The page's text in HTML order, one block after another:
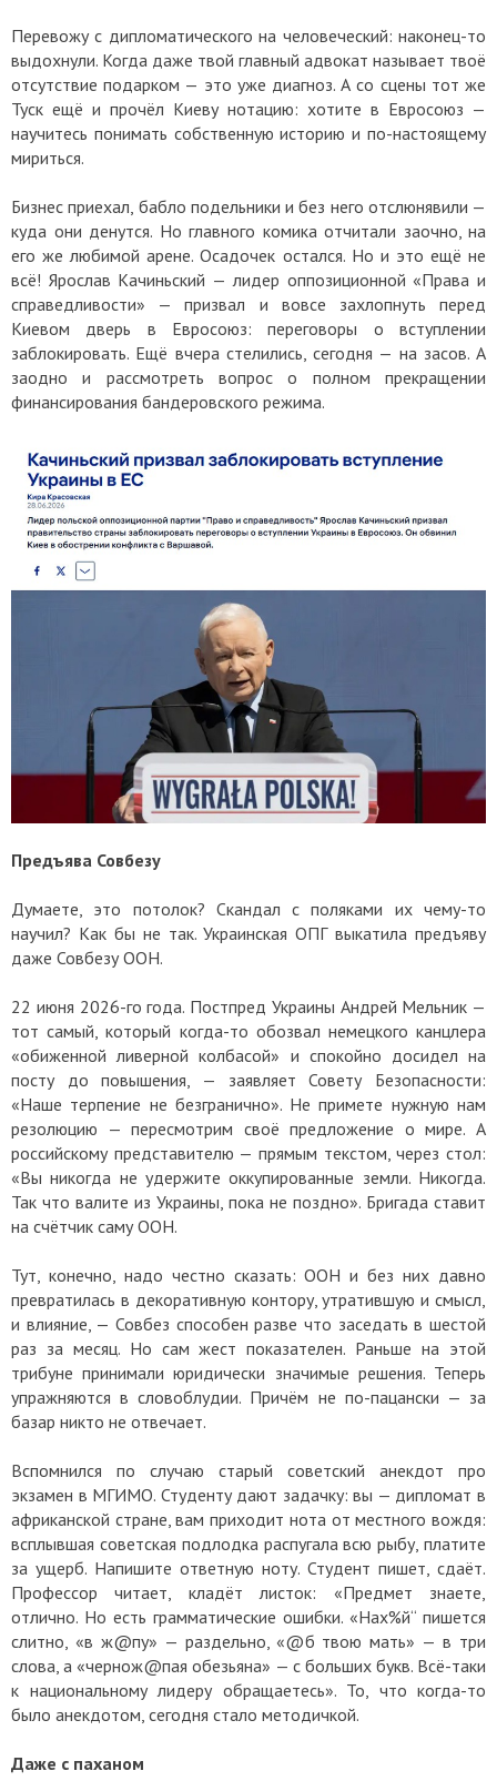
Перевожу с дипломатического на человеческий: наконец-то
выдохнули. Когда даже твой главный адвокат называет твоё
отсутствие подарком — это уже диагноз. А со сцены тот же
Туск ещё и прочёл Киеву нотацию: хотите в Евросоюз —
научитесь понимать собственную историю и по-настоящему
мириться.
Бизнес приехал, бабло подельники и без него отслюнявили —
куда они денутся. Но главного комика отчитали заочно, на
его же любимой арене. Осадочек остался. Но и это ещё не
всё! Ярослав Качиньский — лидер оппозиционной «Права и
справедливости» — призвал и вовсе захлопнуть перед
Киевом дверь в Евросоюз: переговоры о вступлении
заблокировать. Ещё вчера стелились, сегодня — на засов. А
заодно и рассмотреть вопрос о полном прекращении
финансирования бандеровского режима.
Предъява Совбезу
Думаете, это потолок? Скандал с поляками их чему-то
научил? Как бы не так. Украинская ОПГ выкатила предъяву
даже Совбезу ООН.
22 июня 2026-го года. Постпред Украины Андрей Мельник —
тот самый, который когда-то обозвал немецкого канцлера
«обиженной ливерной колбасой» и спокойно досидел на
посту до повышения, — заявляет Совету Безопасности:
«Наше терпение не безгранично». Не примете нужную нам
резолюцию — пересмотрим своё предложение о мире. А
российскому представителю — прямым текстом, через стол:
«Вы никогда не удержите оккупированные земли. Никогда.
Так что валите из Украины, пока не поздно». Бригада ставит
на счётчик саму ООН.
Тут, конечно, надо честно сказать: ООН и без них давно
превратилась в декоративную контору, утратившую и смысл,
и влияние, — Совбез способен разве что заседать в шестой
раз за месяц. Но сам жест показателен. Раньше на этой
трибуне принимали юридически значимые решения. Теперь
упражняются в словоблудии. Причём не по-пацански — за
базар никто не отвечает.
Вспомнился по случаю старый советский анекдот про
экзамен в МГИМО. Студенту дают задачку: вы — дипломат в
африканской стране, вам приходит нота от местного вождя:
всплывшая советская подлодка распугала всю рыбу, платите
за ущерб. Напишите ответную ноту. Студент пишет, сдаёт.
Профессор читает, кладёт листок: «Предмет знаете,
отлично. Но есть грамматические ошибки. «Нах%й“ пишется
слитно, «в ж@пу» — раздельно, «@б твою мать» — в три
слова, а «чернож@пая обезьяна» — с больших букв. Всё-таки
к национальному лидеру обращаетесь». То, что когда-то
было анекдотом, сегодня стало методичкой.
Даже с паханом